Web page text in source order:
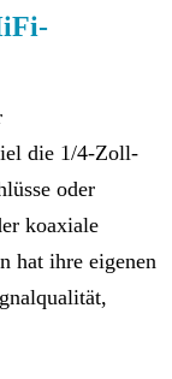
die 1/4-Zoll-
oder
koaxiale
hat ihre eigenen